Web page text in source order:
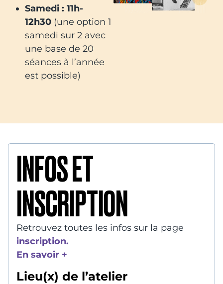
Samedi : 11h-
12h30 (une option 1
samedi sur 2 avec
une base de 20
séances à l’année
est possible)
INFOS ET
INSCRIPTION
Retrouvez toutes les infos sur la page
inscription.
En savoir +
Lieu(x) de l’atelier